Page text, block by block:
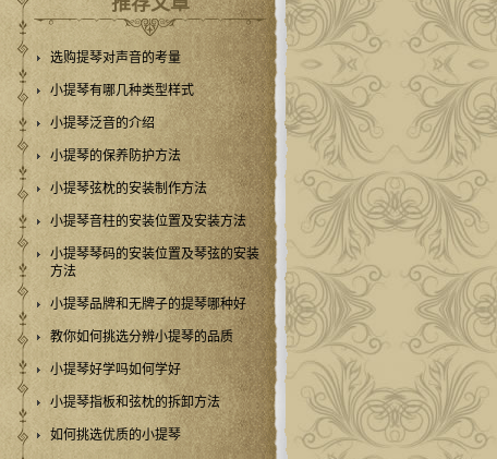
选购提琴对声音的考量
小提琴有哪几种类型样式
小提琴泛音的介绍
小提琴的保养防护方法
小提琴弦枕的安装制作方法
小提琴音柱的安装位置及安装方法
小提琴琴码的安装位置及琴弦的安装
方法
小提琴品牌和无牌子的提琴哪种好
教你如何挑选分辨小提琴的品质
小提琴好学吗如何学好
小提琴指板和弦枕的拆卸方法
如何挑选优质的小提琴